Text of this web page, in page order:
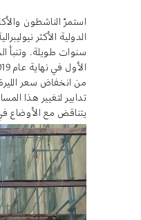
استمرّ الناشطون
الدولية الأكثر
سنوات طويلة. وتنبأ
تدابير لتغيير هذا
يتناقض مع الأوضاع
تفاقمها.